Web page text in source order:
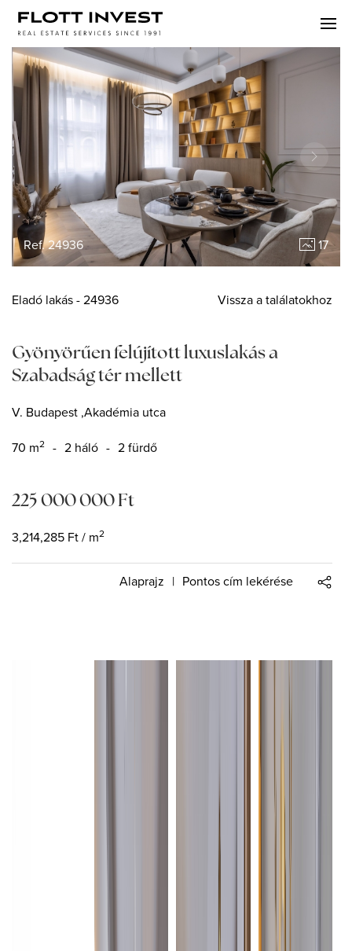
Ref. 24936 17
Eladó lakás- 24936 Vissza a találatokhoz
Gyönyörűen felújított luxuslakás a
Szabadság tér mellett
V. Budapest ,Akadémia utca
70 m2 - 2 háló - 2 fürdő
225 000 000Ft
3,214,285 Ft/ m2
Alaprajz | Pontos cím lekérése